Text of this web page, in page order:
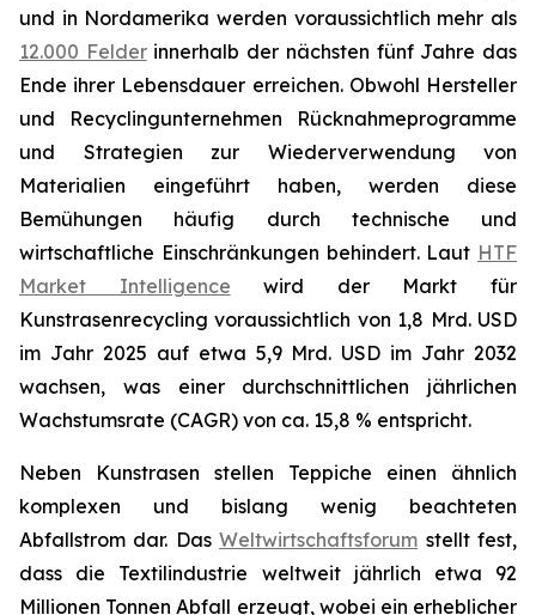
und in Nordamerika werden voraussichtlich mehr als
12.000 Felderinnerhalb der nächsten fünf Jahre das
Ende ihrer Lebensdauer erreichen. Obwohl Hersteller
und Recyclingunternehmen Rücknahmeprogramme
und Strategien zur Wiederverwendung von
Materialien eingeführt haben, werden diese
Bemühungen häufig durch technische und
wirtschaftliche Einschränkungen behindert. Laut HTF
Market Intelligence wird der Markt für
Kunstrasenrecycling voraussichtlich von 1,8 Mrd. USD
im Jahr 2025 auf etwa 5,9 Mrd. USD im Jahr 2032
wachsen, was einer durchschnittlichen jährlichen
Wachstumsrate (CAGR) von ca. 15,8 % entspricht.
Neben Kunstrasen stellen Teppiche einen ähnlich
komplexen und bislang wenig beachteten
Abfallstrom dar. DasWeltwirtschaftsforum stellt fest,
dass die Textilindustrie weltweit jährlich etwa 92
Millionen Tonnen Abfall erzeugt, wobei ein erheblicher